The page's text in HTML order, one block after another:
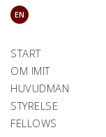
EN
START
OM IMIT
HUVUDMÄN
STYRELSE
FELLOWS